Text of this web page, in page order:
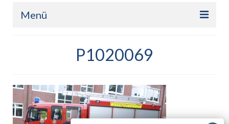
Menü
Ihr Nutzen
Referenzen
P1020069